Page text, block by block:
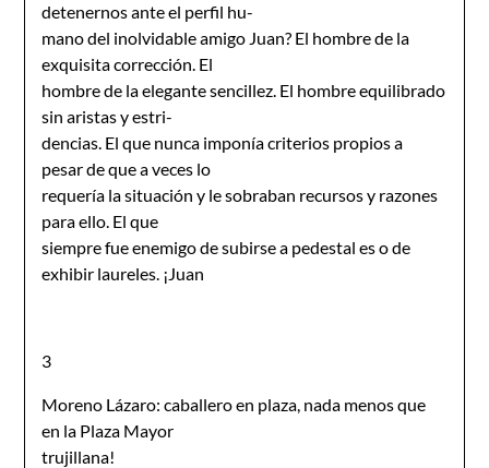
detenernos ante el perfil hu-
mano del inolvidable amigo Juan? El hombre de la
exquisita corrección. El
hombre de la elegante sencillez. El hombre equilibrado
sin aristas y estri-
dencias. El que nunca imponía criterios propios a
pesar de que a veces lo
requería la situación y le sobraban recursos y razones
para ello. El que
siempre fue enemigo de subirse a pedestal es o de
exhibir laureles. ¡Juan
3
Moreno Lázaro: caballero en plaza, nada menos que
en la Plaza Mayor
trujillana!